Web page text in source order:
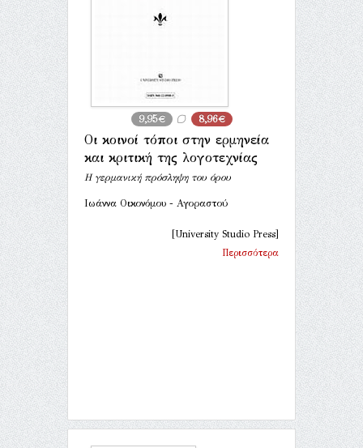
9,95€ 8,96€
Οι κοινοί τόποι στην ερμηνεία
και κριτική της λογοτεχνίας
Η γερμανική πρόσληψη του όρου
Ιωάννα Οικονόμου - Αγοραστού
[University Studio Press]
Περισσότερα